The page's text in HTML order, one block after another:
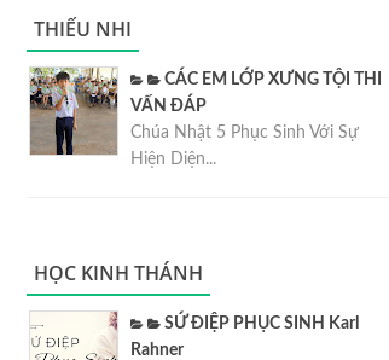
THIẾU NHI
CÁC EM LỚP XƯNG TỘI THI
VẤN ĐÁP
Chúa Nhật 5 Phục Sinh Với Sự
Hiện Diện...
HỌC KINH THÁNH
SỨ ĐIỆP PHỤC SINH Karl
Rahner